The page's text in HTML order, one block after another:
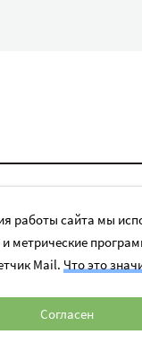
работы сайта мы
метрические
Mail. Что это
Согласен